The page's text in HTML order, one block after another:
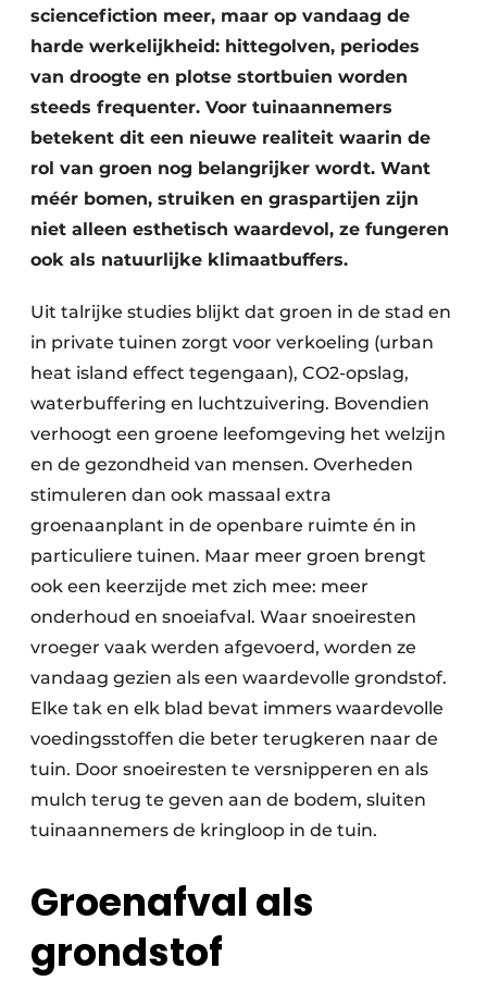
sciencefiction meer, maar op vandaag de
harde werkelijkheid: hittegolven, periodes
van droogte en plotse stortbuien worden
steeds frequenter. Voor tuinaannemers
betekent dit een nieuwe realiteit waarin de
rol van groen nog belangrijker wordt. Want
méér bomen, struiken en graspartijen zijn
niet alleen esthetisch waardevol, ze fungeren
ook als natuurlijke klimaatbuffers.
Uit talrijke studies blijkt dat groen in de stad en
in private tuinen zorgt voor verkoeling (urban
heat island effect tegengaan), CO2-opslag,
waterbuffering en luchtzuivering. Bovendien
verhoogt een groene leefomgeving het welzijn
en de gezondheid van mensen. Overheden
stimuleren dan ook massaal extra
groenaanplant in de openbare ruimte én in
particuliere tuinen. Maar meer groen brengt
ook een keerzijde met zich mee: meer
onderhoud en snoeiafval. Waar snoeiresten
vroeger vaak werden afgevoerd, worden ze
vandaag gezien als een waardevolle grondstof.
Elke tak en elk blad bevat immers waardevolle
voedingsstoffen die beter terugkeren naar de
tuin. Door snoeiresten te versnipperen en als
mulch terug te geven aan de bodem, sluiten
tuinaannemers de kringloop in de tuin.
Groenafval als
grondstof